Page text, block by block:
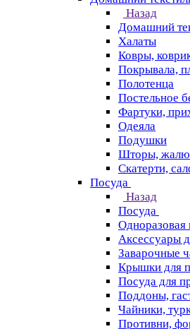
Назад
Домашний
Халаты
Ковры,
Покрывала,
Полотенца
Постельное
Фартуки,
Одеяла
Подушки
Шторы,
Скатерти,
Посуда
Назад
Посуда
Одноразовая
Аксессуары
Заварочные
Крышки для
Посуда для
Поддоны,
Чайники,
Противни,